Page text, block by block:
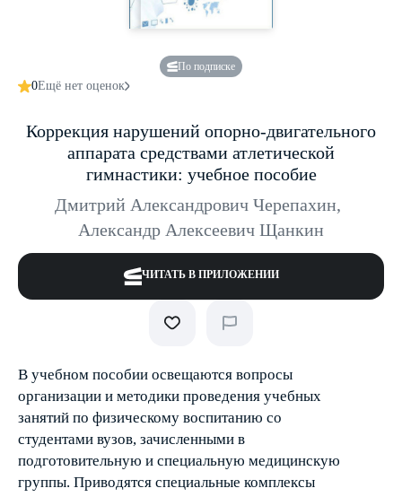
По подписке
0Ещё нет оценок
Коррекция нарушений опорно-двигательного
аппарата средствами атлетической
гимнастики: учебное пособие
Дмитрий Александрович Черепахин,
Александр Алексеевич Щанкин
ЧИТАТЬ В ПРИЛОЖЕНИИ
В учебном пособии освещаются вопросы
организации и методики проведения учебных
занятий по физическому воспитанию со
студентами вузов, зачисленными в
подготовительную и специальную медицинскую
группы. Приводятся специальные комплексы